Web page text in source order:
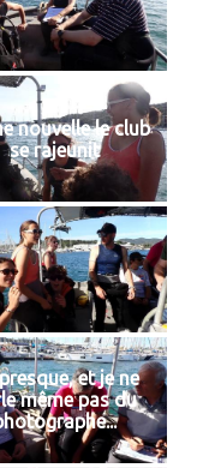
nouvelle le club
se rajeunit
et je ne
même pas du